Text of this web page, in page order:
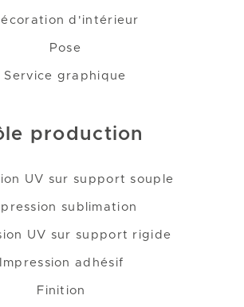
d'intérieur
Pose
Service graphique
production
UV sur support souple
sublimation
UV sur support rigide
Impression adhésif
Finition